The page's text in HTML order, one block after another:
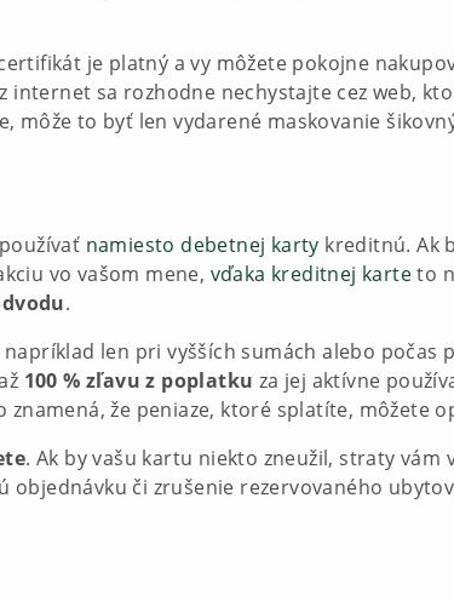
je platný a vy môžete pokojne
sa rozhodne nechystajte cez web,
môže to byť len vydarené maskovanie
namiesto debetnej karty kreditnú. Ak
vo vašom mene, vďaka kreditnej karteto
.
len pri vyšších sumách alebo počas
100 % zľavu z poplatku za jej aktívne
že peniaze, ktoré splatíte, môžete
. Ak by vašu kartu niekto zneužil, straty vám
či zrušenie rezervovaného